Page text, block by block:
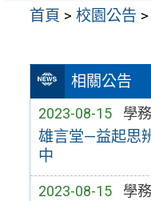
首頁 >校園公告 >
相關公告
2023-08-15 學
雄言堂—益起思
中
2023-08-15 學